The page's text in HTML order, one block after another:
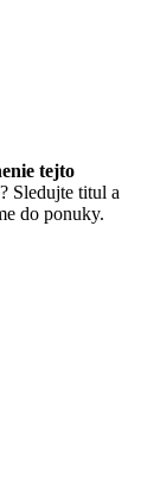
tejto
? Sledujte titul a
do ponuky.